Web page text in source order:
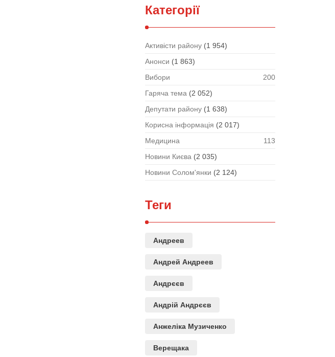
Категорії
Активісти району (1 954)
Анонси (1 863)
Вибори
200
Гаряча тема (2 052)
Депутати району (1 638)
Корисна інформація (2 017)
Медицина
113
Новини Києва (2 035)
Новини Солом'янки (2 124)
Теги
Андреев
Андрей Андреев
Андрєєв
Андрій Андрєєв
Анжеліка Музиченко
Верещака